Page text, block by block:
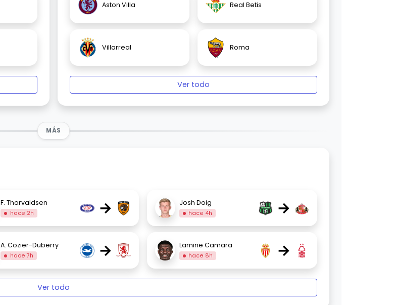
Aston Villa Real Betis
Villarreal Roma
Ver todo
MÁS
F. Thorvaldsen
hace 2h → Josh Doig
hace 4h →
A. Cozier-Duberry
hace 7h → Lamine Camara
hace 8h →
Ver todo